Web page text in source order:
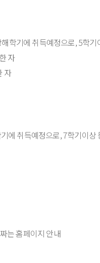
학기에 취득예정으로, 5학기
자
자
에 취득예정으로, 7학기이상
는 홈페이지 안내